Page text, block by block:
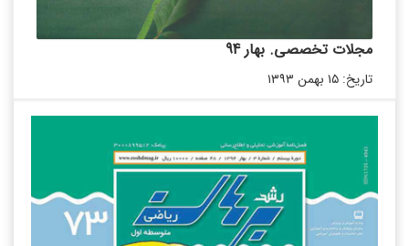
مجلات تخصصی. بهار 94
تاریخ: ۱۵ بهمن ۱۳۹۳